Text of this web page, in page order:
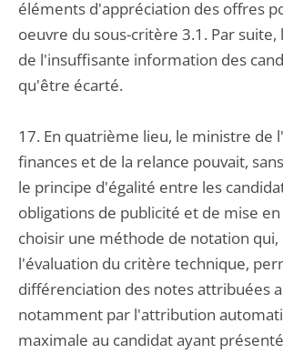
éléments d'appréciation des offres
oeuvre du sous-critère 3.1. Par
de l'insuffisante information des
qu'être écarté.
17. En quatrième lieu, le ministre de
finances et de la relance pouvait,
le principe d'égalité entre les
obligations de publicité et de mise
choisir une méthode de notation qui,
l'évaluation du critère technique,
différenciation des notes attribuées
notamment par l'attribution
maximale au candidat ayant